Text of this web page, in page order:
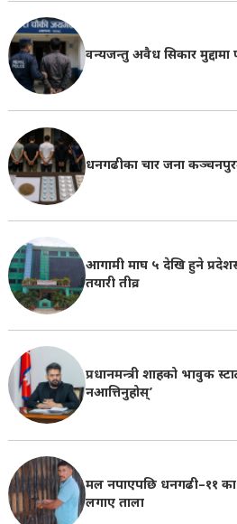
वन्यजन्तु अवैध सिकार मुद्दामा
धनगढीका चार जना
आगामी माघ ५ देखि हुने
तयारी तीव्र
प्रधानमन्त्री शाहको भावुक
नआत्तिनुहोस्’
मल नपाएपछि धनगढी–११ का
लगाए ताला